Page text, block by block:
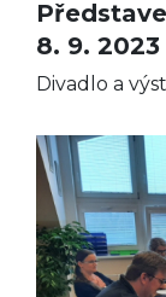
8. 9. 2023
Divadlo a